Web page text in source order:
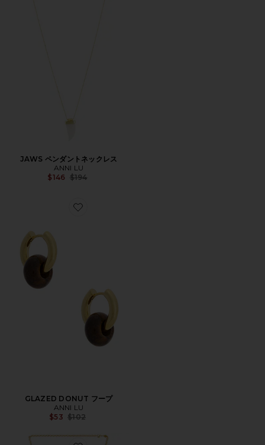
JAWS ペンダントネックレス
ANNI LU
$146 Previous price:
$194
Favorite GLAZED DONUT フープ
GLAZED DONUT フープ
ANNI LU
$53 Previous price:
$102